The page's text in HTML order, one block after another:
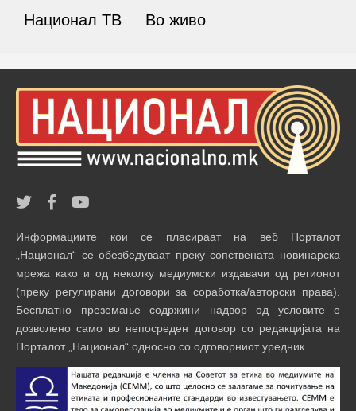
Национал ТВ Во живо
Информациите кои се пласираат на веб Порталот
„Национал“ се обезбедуваат преку сопствената новинарска
мрежа како и од неколку медиумски издавачи од регионот
(преку регулирани договори за соработка/авторски права).
Бесплатно преземање содржини надвор од условите е
дозволено само во непосреден договор со редакцијата на
Порталот „Национал“ односно со одговорниот уредник.